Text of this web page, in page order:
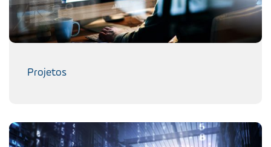
Projetos